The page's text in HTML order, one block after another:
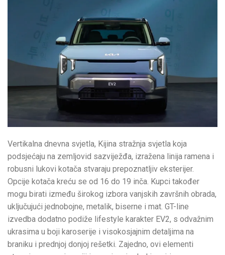
Vertikalna dnevna svjetla, Kijina stražnja svjetla koja
podsjećaju na zemljovid sazviježđa, izražena linija ramena i
robusni lukovi kotača stvaraju prepoznatljiv eksterijer.
Opcije kotača kreću se od 16 do 19 inča. Kupci također
mogu birati između širokog izbora vanjskih završnih obrada,
uključujući jednobojne, metalik, biserne i mat. GT-line
izvedba dodatno podiže lifestyle karakter EV2, s odvažnim
ukrasima u boji karoserije i visokosjajnim detaljima na
braniku i prednjoj donjoj rešetki. Zajedno, ovi elementi